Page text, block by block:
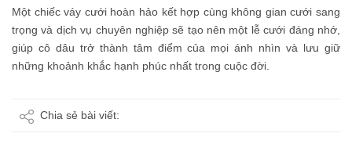
Một chiếc váy cưới hoàn hảo kết hợp cùng không gian cưới sang
trọng và dịch vụ chuyên nghiệp sẽ tạo nên một lễ cưới đáng nhớ,
giúp cô dâu trở thành tâm điểm của mọi ánh nhìn và lưu giữ
những khoảnh khắc hạnh phúc nhất trong cuộc đời.
Chia sẻ bài viết: